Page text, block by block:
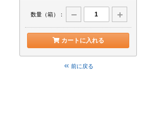
数量（箱）：
カートに入れる
前に戻る